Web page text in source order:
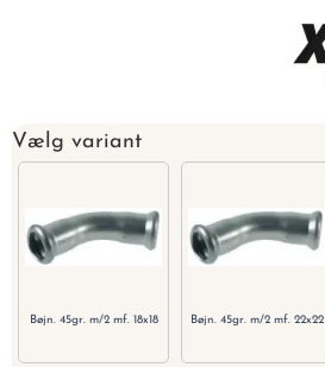
Vælg variant
Bøjn. 45gr. m/2 mf. 18x18 Bøjn. 45gr. m/2 mf. 22x22